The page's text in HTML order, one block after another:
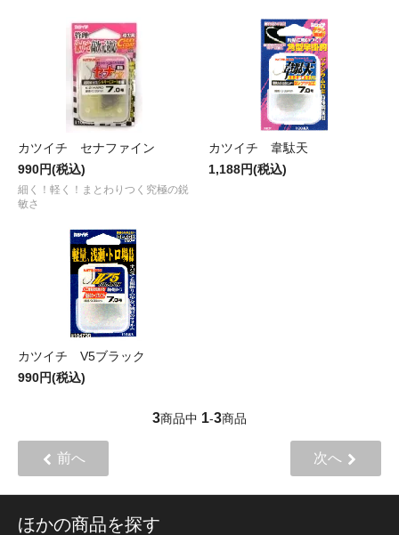
カツイチ セナファイン
990円(税込)
細く！軽く！まとわりつく究極の鋭
敏さ
カツイチ 韋駄天
1,188円(税込)
カツイチ V5ブラック
990円(税込)
3商品中 1-3商品
前へ 次へ
ほかの商品を探す